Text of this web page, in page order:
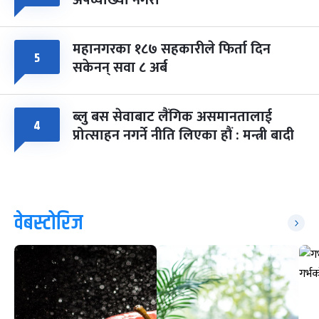
५ महानगरका १८७ सहकारीले फिर्ता दिन
सकेनन् सवा ८ अर्ब
४ ब्लु बस सेवाबाट लैंगिक असमानतालाई
प्रोत्साहन नगर्ने नीति लिएका हौं : मन्त्री बादी
वेबस्टोरिज